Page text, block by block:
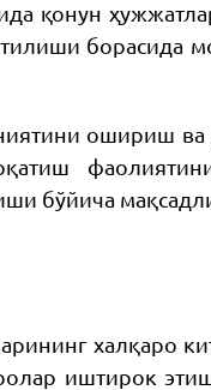
қонун
борасида
ошириш
бўйича
халқаро
иштирок